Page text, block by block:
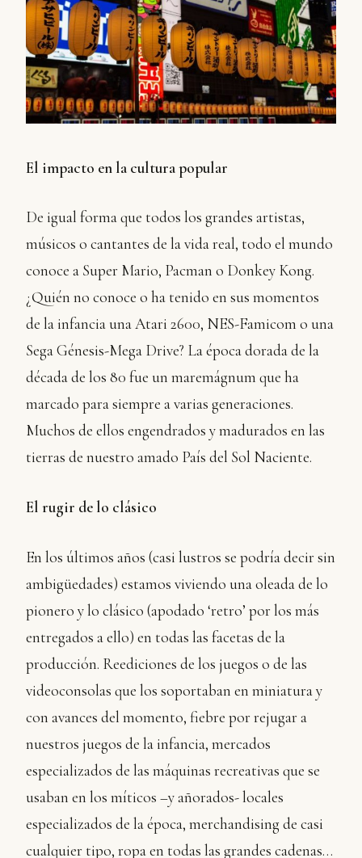
El impacto en la cultura popular
De igual forma que todos los grandes artistas,
músicos o cantantes de la vida real, todo el mundo
conoce a Super Mario, Pacman o Donkey Kong.
¿Quién no conoce o ha tenido en sus momentos
de la infancia una Atari 2600, NES-Famicom o una
Sega Génesis-Mega Drive? La época dorada de la
década de los 80 fue un maremágnum que ha
marcado para siempre a varias generaciones.
Muchos de ellos engendrados y madurados en las
tierras de nuestro amado País del Sol Naciente.
El rugir de lo clásico
En los últimos años (casi lustros se podría decir sin
ambigüedades) estamos viviendo una oleada de lo
pionero y lo clásico (apodado ‘retro’ por los más
entregados a ello) en todas las facetas de la
producción. Reediciones de los juegos o de las
videoconsolas que los soportaban en miniatura y
con avances del momento, fiebre por rejugar a
nuestros juegos de la infancia, mercados
especializados de las máquinas recreativas que se
usaban en los míticos –y añorados- locales
especializados de la época, merchandising de casi
cualquier tipo, ropa en todas las grandes cadenas…